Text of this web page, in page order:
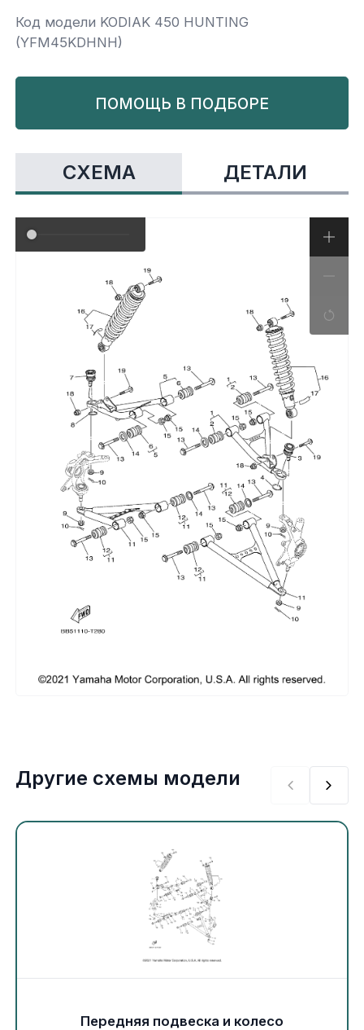
Yamaha
Салонные фильтры
Корпус,пластик
Ремни безопасности
Сиденья
Склизы, гусеницы, коньки
Снегоотвалы
Сумки, кофры
Топливная система
Тормозная система
Трансмиссия
Управление
Хранение и перевозка
Шноркели
Электрика
Другое
Движители (гребные винты)
Швартовное оборудование
Якорное оборудование
Kawasaki
Код модели KODIAK 450 HUNTING
(YFM45KDHNH)
ПОМОЩЬ В ПОДБОРЕ
СХЕМА ДЕТАЛИ
Другие схемы модели
Передняя подвеска и колесо